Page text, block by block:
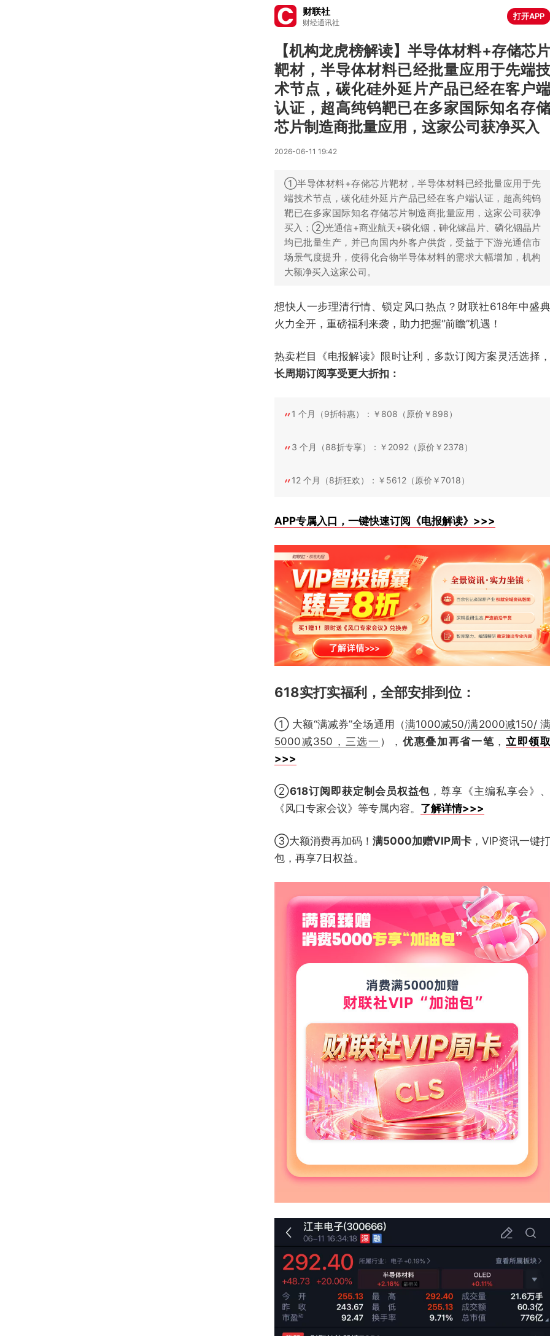
财联社
财经通讯社
打开APP
【机构龙虎榜解读】半导体材料+存储芯片
靶材，半导体材料已经批量应用于先端技
术节点，碳化硅外延片产品已经在客户端
认证，超高纯钨靶已在多家国际知名存储
芯片制造商批量应用，这家公司获净买入
2026-06-11 19:42
①半导体材料+存储芯片靶材，半导体材料已经批量应用于先
端技术节点，碳化硅外延片产品已经在客户端认证，超高纯钨
靶已在多家国际知名存储芯片制造商批量应用，这家公司获净
买入；②光通信+商业航天+磷化铟，砷化镓晶片、磷化铟晶片
均已批量生产，并已向国内外客户供货，受益于下游光通信市
场景气度提升，使得化合物半导体材料的需求大幅增加，机构
大额净买入这家公司。
想快人一步理清行情、锁定风口热点？财联社618年中盛典
火力全开，重磅福利来袭，助力把握“前瞻”机遇！
热卖栏目《电报解读》限时让利，多款订阅方案灵活选择，
长周期订阅享受更大折扣：
1 个月（9折特惠）：￥808（原价￥898）
3 个月（88折专享）：￥2092（原价￥2378）
12 个月（8折狂欢）：￥5612（原价￥7018）
APP专属入口，一键快速订阅《电报解读》>>>
618实打实福利，全部安排到位 ：
① 大额“满减券”全场通用（满1000减50/满2000减150/ 满
5000减350，三选一 ），优惠叠加再省一笔 ， 立即领取
>>>
②618订阅即获定制会员权益包 ，尊享《主编私享会》、
《风口专家会议》等专属内容。 了解详情>>>
③大额消费再加码！ 满5000加赠VIP周卡 ，VIP资讯一键打
包，再享7日权益。